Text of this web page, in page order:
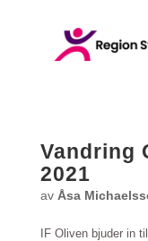
Vandring
2021
av Åsa
IF Oliven bjuder in